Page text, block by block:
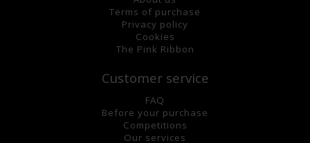
Terms of purchase
Privacy policy
Cookies
The Pink Ribbon
Customer service
FAQ
Before your purchase
Competitions
Our services